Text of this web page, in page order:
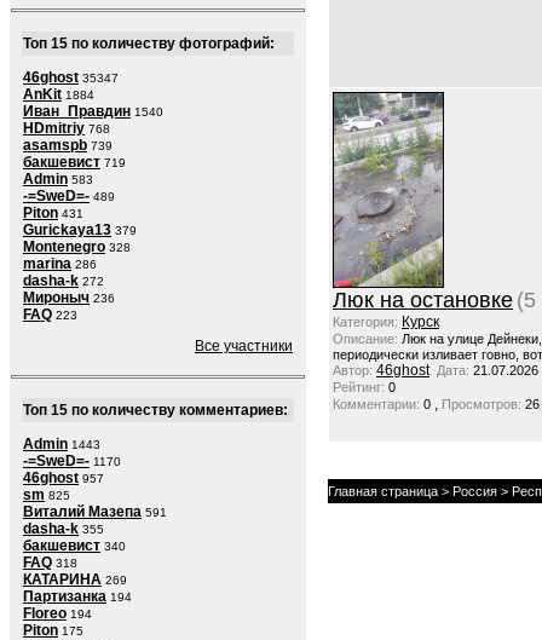
Топ 15 по количеству фотографий:
46ghost 35347
AnKit 1884
Иван_Правдин 1540
HDmitriy 768
asamspb 739
бакшевист 719
Admin 583
-=SweD=- 489
Piton 431
Gurickaya13 379
Montenegro 328
marina 286
dasha-k 272
Мироныч 236
FAQ 223
Все участники
Топ 15 по количеству комментариев:
Admin 1443
-=SweD=- 1170
46ghost 957
sm 825
Виталий Мазепа 591
dasha-k 355
бакшевист 340
FAQ 318
КАТАРИНА 269
Партизанка 194
Floreo 194
Piton 175
Люк на остановке (5
Категория: Курск
Описание: Люк на улице
периодически изливает говно,
Автор: 46ghost Дата: 21.07.2026
Рейтинг: 0
Комментарии: 0 , Просмотров: 26
Главная страница > Россия >